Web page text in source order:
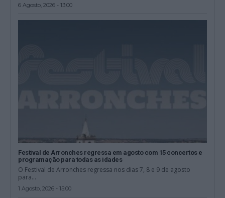
6 Agosto, 2026 - 13:00
Festival de Arronches regressa em agosto com 15 concertos e
programação para todas as idades
O Festival de Arronches regressa nos dias 7, 8 e 9 de agosto
para...
1 Agosto, 2026 - 15:00